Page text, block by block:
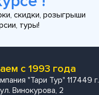
скидки, розыгрыши
туры!
с 1993 года
"Тари Тур" 117449 г.
Винокурова, 2